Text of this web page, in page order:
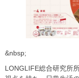
&nbsp;
LONGLIFE総合研究所